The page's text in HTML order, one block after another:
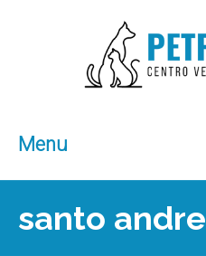
Menu
santo andre